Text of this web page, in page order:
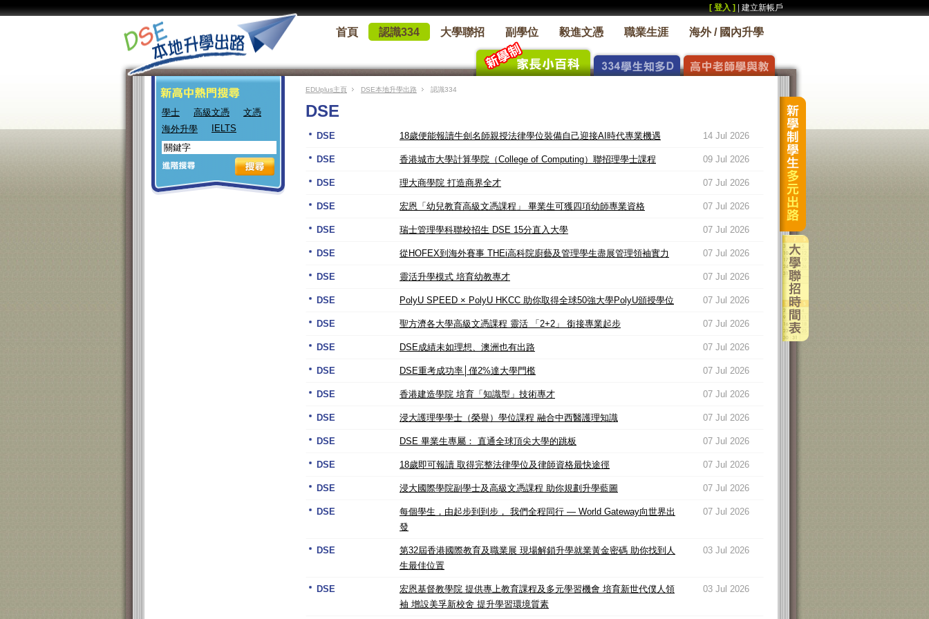
[ 登入 ] 建立新帳戶
首頁 認識334 大學聯招 副學位 毅進文憑 職業生涯 海外 / 國內升學
學士 高級文憑
文憑
海外升學
IELTS
EDUplus主頁 DSE本地升學出路 認識334
DSE
DSE 18歲便能報讀牛劍名師親授法律學位裝備自己迎接AI時代專業機遇 14 Jul 2026
DSE 香港城市大學計算學院（College of Computing）聯招理學士課程 09 Jul 2026
DSE 理大商學院 打造商界全才 07 Jul 2026
DSE 宏恩「幼兒教育高級文憑課程」 畢業生可獲四項幼師專業資格 07 Jul 2026
DSE 瑞士管理學科聯校招生 DSE 15分直入大學 07 Jul 2026
DSE 從HOFEX到海外賽事 THEi高科院廚藝及管理學生盡展管理領袖實力 07 Jul 2026
DSE 靈活升學模式 培育幼教專才 07 Jul 2026
DSE PolyU SPEED × PolyU HKCC 助你取得全球50強大學PolyU頒授學位 07 Jul 2026
DSE 聖方濟各大學高級文憑課程 靈活 「2+2」 銜接專業起步 07 Jul 2026
DSE DSE成績未如理想、澳洲也有出路 07 Jul 2026
DSE DSE重考成功率│僅2%達大學門檻 07 Jul 2026
DSE 香港建造學院 培育「知識型」技術專才 07 Jul 2026
DSE 浸大護理學學士（榮譽）學位課程 融合中西醫護理知識 07 Jul 2026
DSE DSE 畢業生專屬： 直通全球頂尖大學的跳板 07 Jul 2026
DSE 18歲即可報讀 取得完整法律學位及律師資格最快途徑 07 Jul 2026
DSE 浸大國際學院副學士及高級文憑課程 助你規劃升學藍圖 07 Jul 2026
DSE
每個學生，由起步到到步， 我們全程同行 — World Gateway向世界出
發
07 Jul 2026
DSE
第32屆香港國際教育及職業展 現場解鎖升學就業黃金密碼 助你找到人
生最佳位置
03 Jul 2026
DSE
宏恩基督教學院 提供專上教育課程及多元學習機會 培育新世代僕人領
袖 增設美孚新校舍 提升學習環境質素
03 Jul 2026